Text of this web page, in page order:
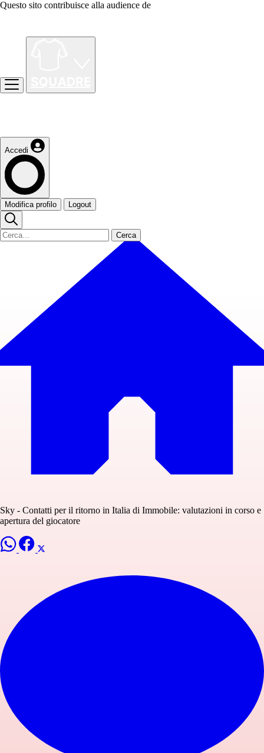
Questo sito contribuisce alla audience de
Accedi
Modifica profilo Logout
Cerca
Sky - Contatti per il ritorno in Italia di Immobile: valutazioni in corso e
apertura del giocatore